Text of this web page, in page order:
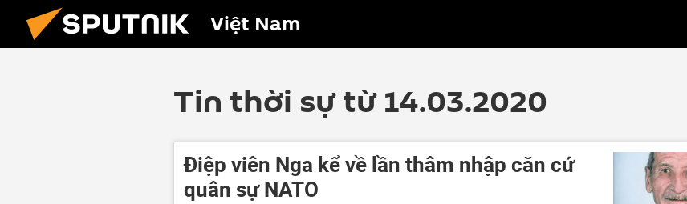
Việt Nam
Tin thời sự từ 14.03.2020
Điệp viên Nga kể về lần thâm nhập căn cứ
quân sự NATO